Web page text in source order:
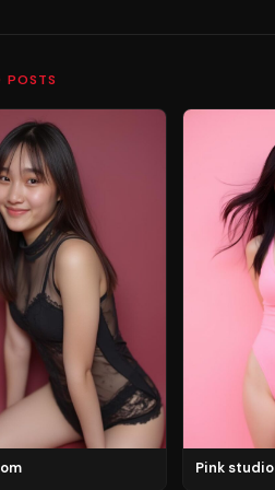
POSTS
Pink studio